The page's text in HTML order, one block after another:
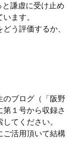
謙虚に受け止め
ます。
う評価するか、
のブログ（「阪野
１号から収録さ
てください。
ご活用頂いて結構